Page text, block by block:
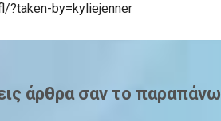
?taken-by=kyliejenner
άρθρα σαν το παραπάνω